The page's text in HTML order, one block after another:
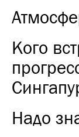
Кого
Надо